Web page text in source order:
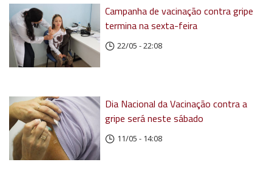
Campanha de vacinação contra gripe
termina na sexta-feira
22/05 - 22:08
Dia Nacional da Vacinação contra a
gripe será neste sábado
11/05 - 14:08